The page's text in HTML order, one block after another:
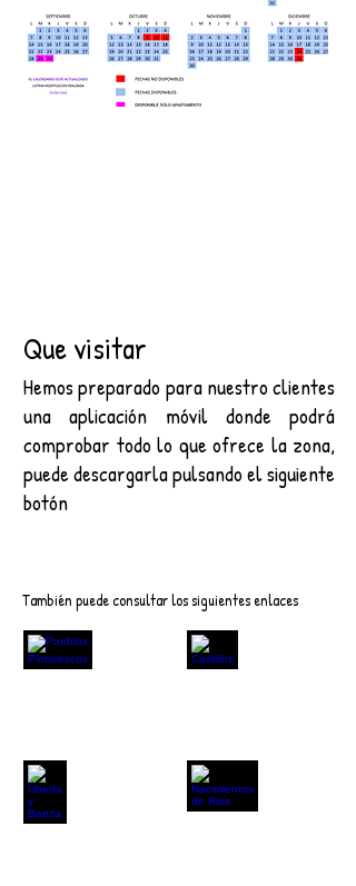
Que visitar
Hemos preparado para nuestro clientes
una aplicación móvil donde podrá
comprobar todo lo que ofrece la zona,
puede descargarla pulsando el siguiente
botón
También puede consultar los siguientes enlaces